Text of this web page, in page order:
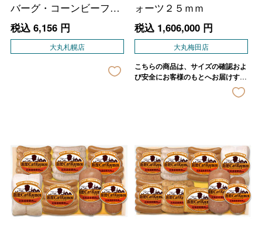
バーグ・コーンビーフ詰
合せ
税込 6,156円
大丸札幌店
ォーツ２５ｍｍ
税込 1,606,000円
大丸梅田店
こちらの商品は、サイズの確認およ
び安全にお客様のもとへお届けする
ため、店舗よりご連絡させていただ